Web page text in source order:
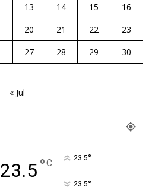
13 14 15
16
20 21 22
23
27 28 29
30
« Jul
23.5°C 23.5°
23.5°